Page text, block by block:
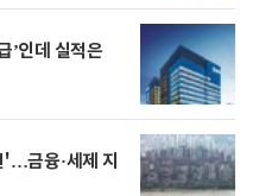
’인데 실적은
금융·세제 지